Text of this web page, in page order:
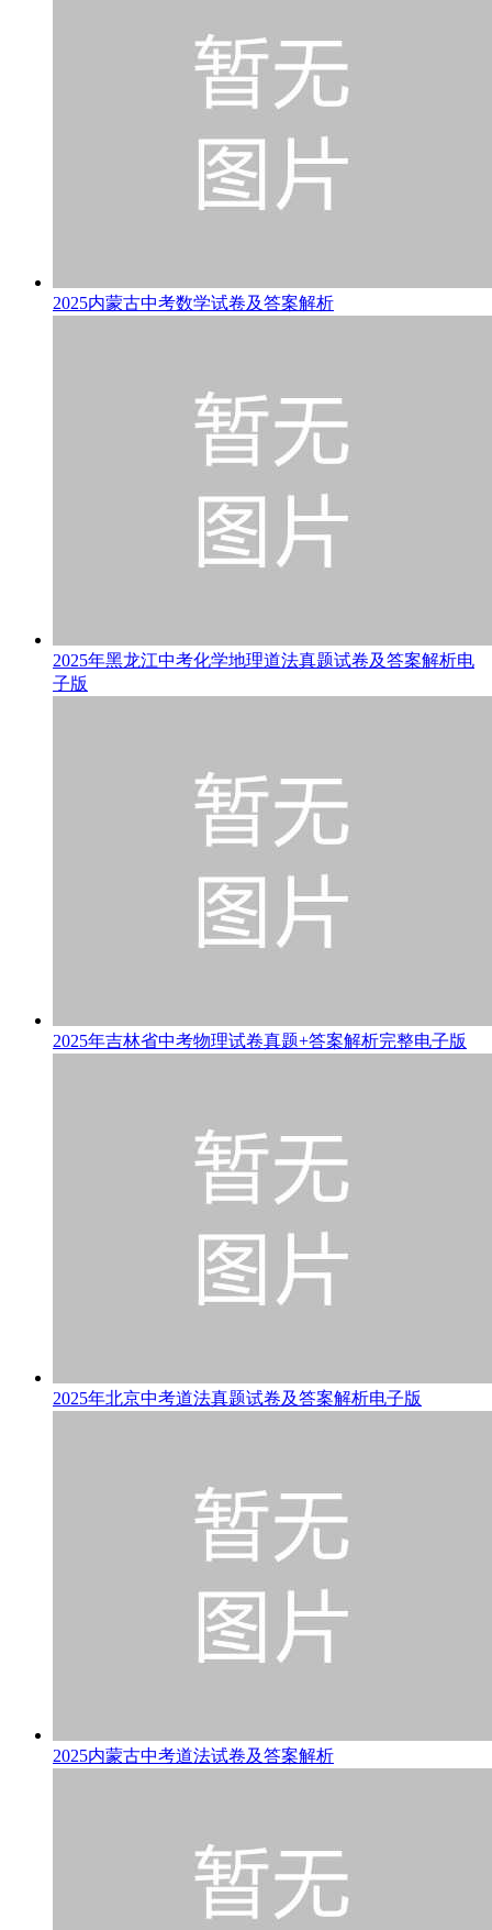
2025内蒙古中考数学试卷及答案解析
2025年黑龙江中考化学地理道法真题试卷及答案解析电
子版
2025年吉林省中考物理试卷真题+答案解析完整电子版
2025年北京中考道法真题试卷及答案解析电子版
2025内蒙古中考道法试卷及答案解析